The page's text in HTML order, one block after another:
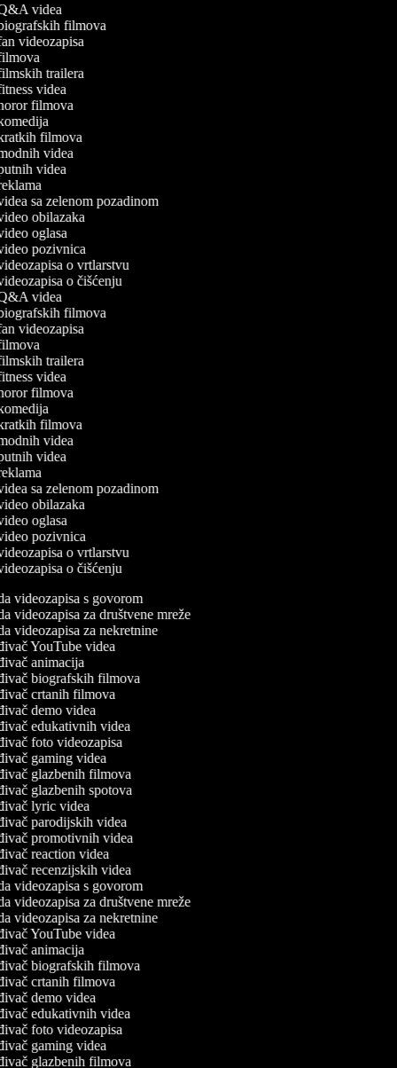
Q&A videa
biografskih filmova
videozapisa
trailera
videa
filmova
kratkih filmova
videa
videa
sa zelenom pozadinom
obilazaka
oglasa
pozivnica
o vrtlarstvu
o čišćenju
Q&A videa
biografskih filmova
videozapisa
trailera
videa
filmova
kratkih filmova
videa
videa
sa zelenom pozadinom
obilazaka
oglasa
pozivnica
o vrtlarstvu
o čišćenju
videozapisa s govorom
videozapisa za društvene mreže
videozapisa za nekretnine
YouTube videa
animacija
biografskih filmova
crtanih filmova
demo videa
edukativnih videa
foto videozapisa
gaming videa
glazbenih filmova
glazbenih spotova
lyric videa
parodijskih videa
promotivnih videa
reaction videa
recenzijskih videa
videozapisa s govorom
videozapisa za društvene mreže
videozapisa za nekretnine
YouTube videa
animacija
biografskih filmova
crtanih filmova
demo videa
edukativnih videa
foto videozapisa
gaming videa
glazbenih filmova